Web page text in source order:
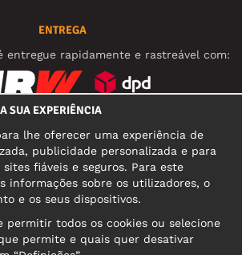
ENTREGA
entregue rapidamente e rastreável com:
MORADA COMERCIAL
mnt 5, EE-10117 Tallinn
Reg: 12356245
SUA EXPERIÊNCIA
lhe oferecer uma experiência de
publicidade personalizada e para
fiáveis e seguros. Para este
informações sobre os utilizadores, o
e os seus dispositivos.
permitir todos os cookies ou selecione
permite e quais quer desativar